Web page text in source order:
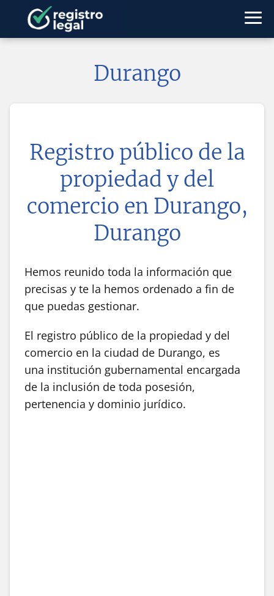
Durango
Registro público de la
propiedad y del
comercio en Durango,
Durango
Hemos reunido toda la información que
precisas y te la hemos ordenado a fin de
que puedas gestionar.
El registro público de la propiedad y del
comercio en la ciudad de Durango, es
una institución gubernamental encargada
de la inclusión de toda posesión,
pertenencia y dominio jurídico.